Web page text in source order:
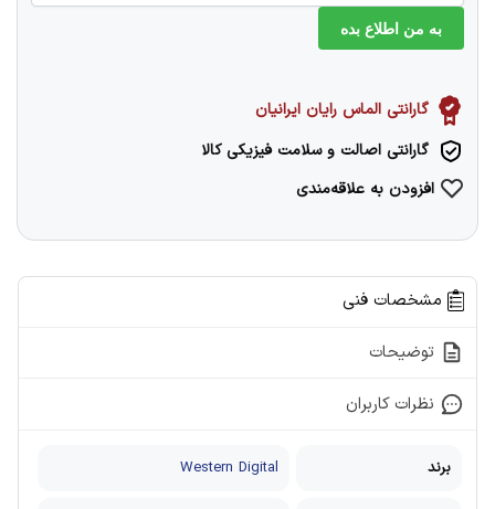
به من اطلاع بده
گارانتی الماس رایان ایرانیان
گارانتی اصالت و سلامت فیزیکی کالا
افزودن به علاقه‌مندی
مشخصات فنی
توضیحات
نظرات کاربران
برند Western Digital